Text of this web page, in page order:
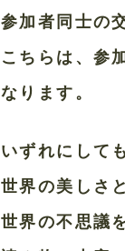
参加者同士の
こちらは、参
なります。
いずれにして
世界の美しさ
世界の不思議